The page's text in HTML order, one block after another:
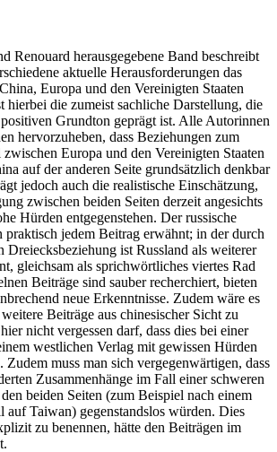
Renouard herausgegebene Band beschreibt
aktuelle Herausforderungen das
Europa und den Vereinigten Staaten
hierbei die zumeist sachliche Darstellung, die
Grundton geprägt ist. Alle Autorinnen
hervorzuheben, dass Beziehungen zum
Europa und den Vereinigten Staaten
auf der anderen Seite grundsätzlich denkbar
jedoch auch die realistische Einschätzung,
zwischen beiden Seiten derzeit angesichts
Hürden entgegenstehen. Der russische
jedem Beitrag erwähnt; in der durch
Dreiecksbeziehung ist Russland als weiterer
gleichsam als sprichwörtliches viertes Rad
Beiträge sind sauber recherchiert, bieten
neue Erkenntnisse. Zudem wäre es
Beiträge aus chinesischer Sicht zu
nicht vergessen darf, dass dies bei einer
westlichen Verlag mit gewissen Hürden
Zudem muss man sich vergegenwärtigen, dass
Zusammenhänge im Fall einer schweren
beiden Seiten (zum Beispiel nach einem
auf Taiwan) gegenstandslos würden. Dies
zu benennen, hätte den Beiträgen im